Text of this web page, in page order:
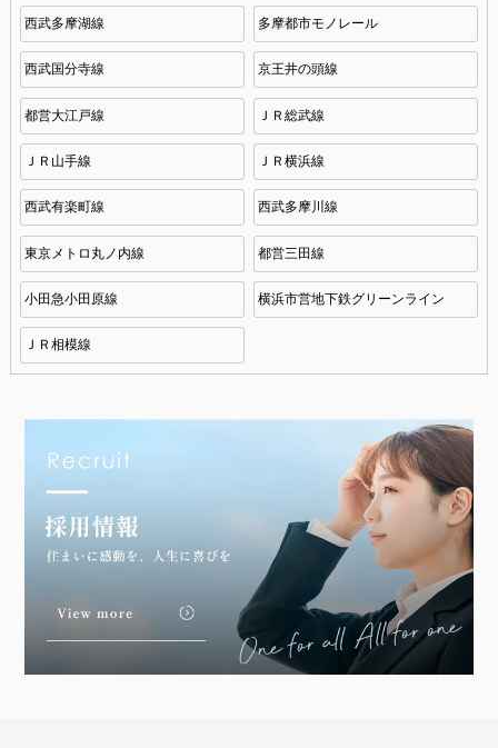
西武多摩湖線 多摩都市モノレール
西武国分寺線 京王井の頭線
都営大江戸線 ＪＲ総武線
ＪＲ山手線 ＪＲ横浜線
西武有楽町線 西武多摩川線
東京メトロ丸ノ内線 都営三田線
小田急小田原線 横浜市営地下鉄グリーンライン
ＪＲ相模線